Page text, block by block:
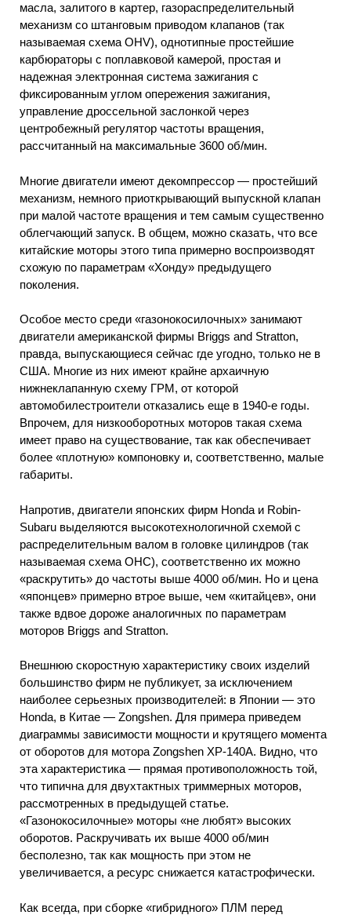
масла, залитого в картер, газораспределительный
механизм со штанговым приводом клапанов (так
называемая схема OHV), однотипные простейшие
карбюраторы с поплавковой камерой, простая и
надежная электронная система зажигания с
фиксированным углом опережения зажигания,
управление дроссельной заслонкой через
центробежный регулятор частоты вращения,
рассчитанный на максимальные 3600 об/мин.
Многие двигатели имеют декомпрессор — простейший
механизм, немного приоткрывающий выпускной клапан
при малой частоте вращения и тем самым существенно
облегчающий запуск. В общем, можно сказать, что все
китайские моторы этого типа примерно воспроизводят
схожую по параметрам «Хонду» предыдущего
поколения.
Особое место среди «газонокосилочных» занимают
двигатели американской фирмы Briggs and Stratton,
правда, выпускающиеся сейчас где угодно, только не в
США. Многие из них имеют крайне архаичную
нижнеклапанную схему ГРМ, от которой
автомобилестроители отказались еще в 1940-е годы.
Впрочем, для низкооборотных моторов такая схема
имеет право на существование, так как обеспечивает
более «плотную» компоновку и, соответственно, малые
габариты.
Напротив, двигатели японских фирм Honda и Robin-
Subaru выделяются высокотехнологичной схемой с
распределительным валом в головке цилиндров (так
называемая схема ОНС), соответственно их можно
«раскрутить» до частоты выше 4000 об/мин. Но и цена
«японцев» примерно втрое выше, чем «китайцев», они
также вдвое дороже аналогичных по параметрам
моторов Briggs and Stratton.
Внешнюю скоростную характеристику своих изделий
большинство фирм не публикует, за исключением
наиболее серьезных производителей: в Японии — это
Honda, в Китае — Zongshen. Для примера приведем
диаграммы зависимости мощности и крутящего момента
от оборотов для мотора Zongshen ХР-140А. Видно, что
эта характеристика — прямая противоположность той,
что типична для двухтактных триммерных моторов,
рассмотренных в предыдущей статье.
«Газонокосилочные» моторы «не любят» высоких
оборотов. Раскручивать их выше 4000 об/мин
бесполезно, так как мощность при этом не
увеличивается, а ресурс снижается катастрофически.
Как всегда, при сборке «гибридного» ПЛМ перед